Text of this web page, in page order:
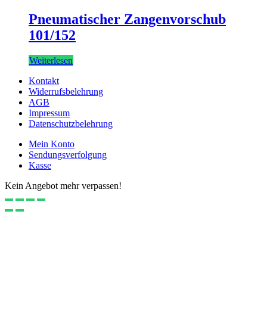
Pneumatischer Zangenvorschub
101/152
Weiterlesen
Kontakt
Widerrufsbelehrung
AGB
Impressum
Datenschutzbelehrung
Mein Konto
Sendungsverfolgung
Kasse
Kein Angebot mehr verpassen!